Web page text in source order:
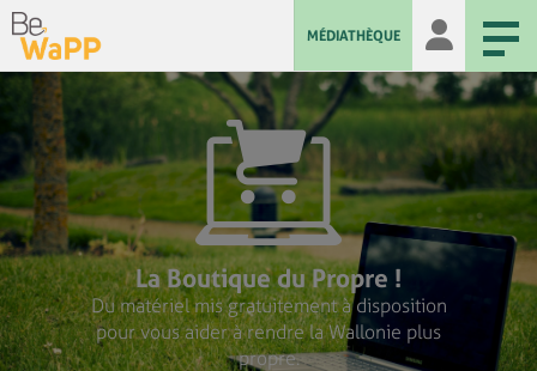
MÉDIATHÈQUE
La Boutique du Propre !
Du matériel mis gratuitement à disposition
pour vous aider à rendre la Wallonie plus
propre.